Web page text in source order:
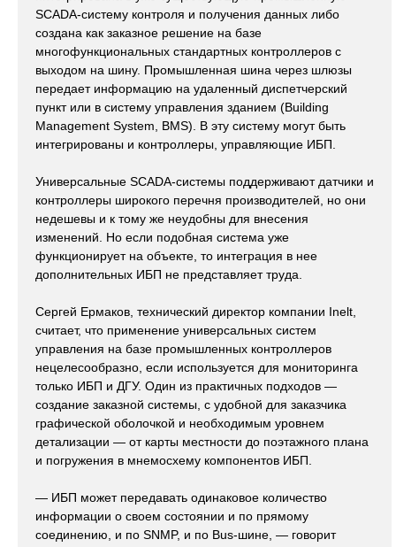
SCADA-систему контроля и получения данных либо
создана как заказное решение на базе
многофункциональных стандартных контроллеров с
выходом на шину. Промышленная шина через шлюзы
передает информацию на удаленный диспетчерский
пункт или в систему управления зданием (Building
Management System, BMS). В эту систему могут быть
интегрированы и контроллеры, управляющие ИБП.
Универсальные SCADA-системы поддерживают датчики и
контроллеры широкого перечня производителей, но они
недешевы и к тому же неудобны для внесения
изменений. Но если подобная система уже
функционирует на объекте, то интеграция в нее
дополнительных ИБП не представляет труда.
Сергей Ермаков, технический директор компании Inelt,
считает, что применение универсальных систем
управления на базе промышленных контроллеров
нецелесообразно, если используется для мониторинга
только ИБП и ДГУ. Один из практичных подходов —
создание заказной системы, с удобной для заказчика
графической оболочкой и необходимым уровнем
детализации — от карты местности до поэтажного плана
и погружения в мнемосхему компонентов ИБП.
— ИБП может передавать одинаковое количество
информации о своем состоянии и по прямому
соединению, и по SNMP, и по Bus-шине, — говорит